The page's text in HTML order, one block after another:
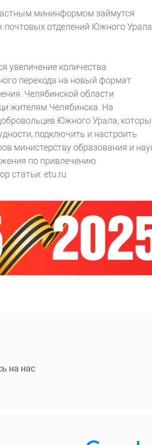
мининформом займутся
почтовых отделений Южного Урала
увеличение количества
перехода на новый формат
Челябинской области
жителям Челябинска. На
Южного Урала,
подключить и настроить
министерству образования и
по привлечению
статьи: etu.ru
на нас